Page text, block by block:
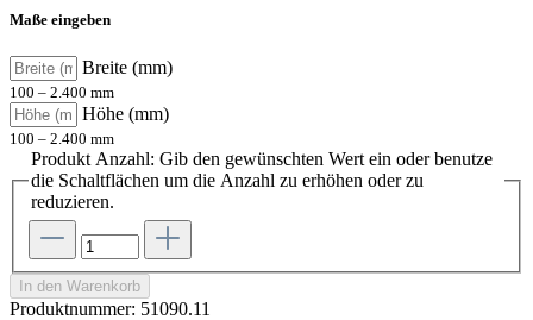
Maße eingeben
Breite (mm)
100 – 2.400 mm
Höhe (mm)
100 – 2.400 mm
Produkt Anzahl: Gib den gewünschten Wert ein oder benutze
die Schaltflächen um die Anzahl zu erhöhen oder zu
reduzieren.
In den Warenkorb
Produktnummer: 51090.11